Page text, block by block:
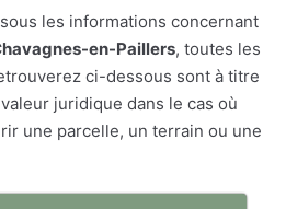
les informations concernant
en-Paillers, toutes les
ci-dessous sont à titre
juridique dans le cas où
une parcelle, un terrain ou une